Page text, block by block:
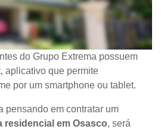
do Grupo Extrema possuem
aplicativo que permite
por um smartphone ou tablet.
pensando em contratar um
residencial em Osasco, será